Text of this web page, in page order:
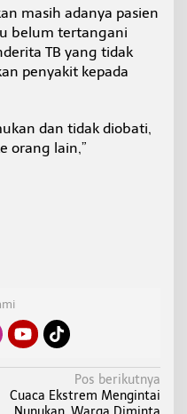
masih adanya pasien
belum tertangani
TB yang tidak
penyakit kepada
dan tidak diobati,
orang lain,”
Pos berikutnya
Cuaca Ekstrem Mengintai